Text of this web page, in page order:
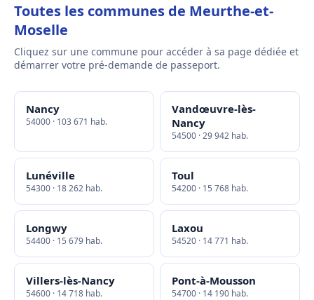
Toutes les communes de Meurthe-et-
Moselle
Cliquez sur une commune pour accéder à sa page dédiée et
démarrer votre pré-demande de passeport.
Nancy
54000 · 103 671 hab.
Vandœuvre-lès-
Nancy
54500 · 29 942 hab.
Lunéville
54300 · 18 262 hab.
Toul
54200 · 15 768 hab.
Longwy
54400 · 15 679 hab.
Laxou
54520 · 14 771 hab.
Villers-lès-Nancy
54600 · 14 718 hab.
Pont-à-Mousson
54700 · 14 190 hab.